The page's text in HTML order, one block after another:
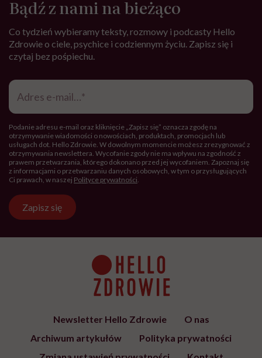
Bądź z nami na bieżąco
Co tydzień wybieramy teksty, rozmowy i podcasty Hello
Zdrowie o ciele, psychice i codziennym życiu. Zapisz się i
czytaj bez pośpiechu.
Adres
mail*
Podanie adresu e-mail oraz kliknięcie „Zapisz się” oznacza zgodę na
otrzymywanie wiadomości o nowościach, produktach, promocjach lub
usługach dot. Hello Zdrowie. W dowolnym momencie możesz zrezygnować z
otrzymywania newslettera. Wycofanie zgody nie ma wpływu na zgodność z
prawem przetwarzania, którego dokonano przed jej wycofaniem. Zapoznaj się
z informacjami o przetwarzaniu danych osobowych, w tym o przysługujących
Ci prawach, w naszej Polityce prywatności.
Zapisz się
Newsletter Hello Zdrowie
O nas
Archiwum artykułów
Polityka prywatności